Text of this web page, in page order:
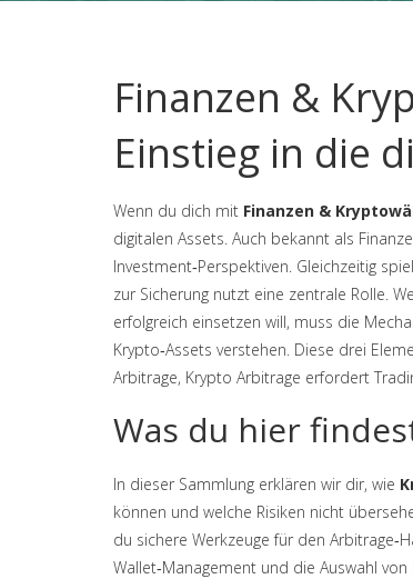
Finanzen &
Einstieg in die
Wenn du dich mit Finanzen &
digitalen Assets. Auch bekannt als
Investment‑Perspektiven. Gleichzeitig
zur Sicherung nutzt eine zentrale Rolle.
erfolgreich einsetzen will, muss die
Krypto‑Assets verstehen. Diese drei
Arbitrage, Krypto Arbitrage erfordert
Was du hier
In dieser Sammlung erklären wir dir, wie
können und welche Risiken nicht
du sichere Werkzeuge für den
Wallet‑Management und die Auswahl